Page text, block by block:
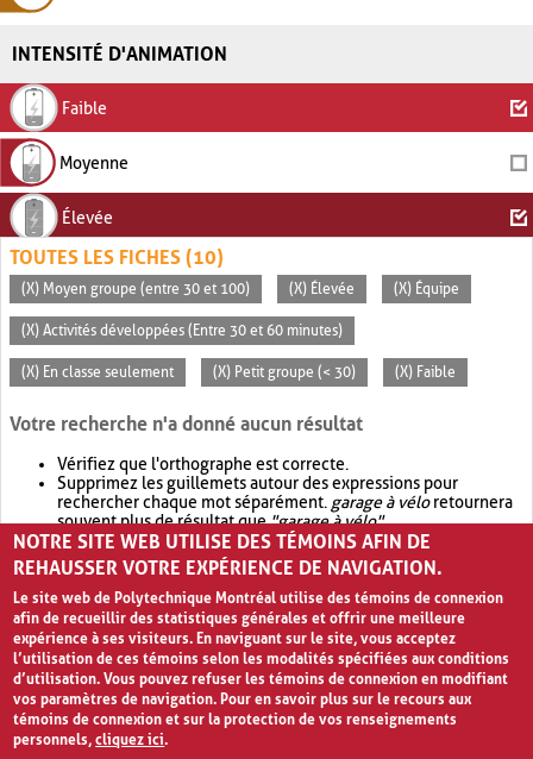
INTENSITÉ D'ANIMATION
Faible
Moyenne
Élevée
TOUTES LES FICHES (10)
(X) Moyen groupe (entre 30 et 100) (X) Élevée (X) Équipe
(X) Activités développées (Entre 30 et 60 minutes)
(X) En classe seulement (X) Petit groupe (< 30) (X) Faible
Votre recherche n'a donné aucun résultat
Vérifiez que l'orthographe est correcte.
Supprimez les guillemets autour des expressions pour
rechercher chaque mot séparément. garage à véloretournera
souvent plus de résultat que"garage à vélo".
Envisagez d'élargir votre recherche avec OR.garage OR vélo
retournera souvent plus de résultat quegarage à vélo
NOTRE SITE WEB UTILISE DES TÉMOINS AFIN DE
REHAUSSER VOTRE EXPÉRIENCE DE NAVIGATION.
Le site web de Polytechnique Montréal utilise des témoins de connexion
afin de recueillir des statistiques générales et offrir une meilleure
expérience à ses visiteurs. En naviguant sur le site, vous acceptez
l’utilisation de ces témoins selon les modalités spécifiées aux conditions
d’utilisation. Vous pouvez refuser les témoins de connexion en modifiant
vos paramètres de navigation. Pour en savoir plus sur le recours aux
témoins de connexion et sur la protection de vos renseignements
personnels,cliquez ici.